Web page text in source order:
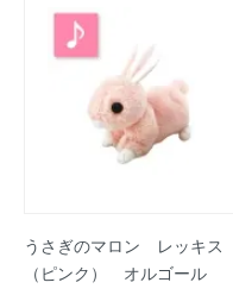
うさぎのマロン レッキス
（ピンク） オルゴール